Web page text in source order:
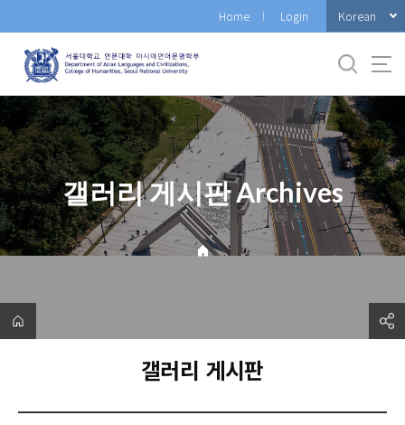
로
메
뉴
Home Login Korean
갤러리 게시판 Archives
갤러리 게시판